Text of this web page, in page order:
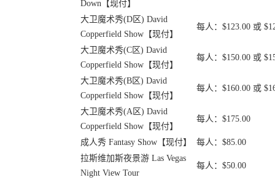
Down【现付】
大卫魔术秀(D区) David
Copperfield Show【现付】
每人：$123.00 或
大卫魔术秀(C区) David
Copperfield Show【现付】
每人：$150.00 或
大卫魔术秀(B区) David
Copperfield Show【现付】
每人：$160.00 或
大卫魔术秀(A区) David
Copperfield Show【现付】
每人：$175.00
成人秀 Fantasy Show【现付】
每人：$85.00
拉斯维加斯夜景游 Las Vegas
Night View Tour
每人：$50.00